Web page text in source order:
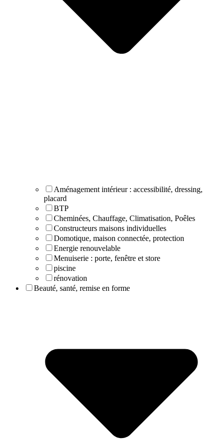
Aménagement intérieur : accessibilité, dressing,
placard
BTP
Cheminées, Chauffage, Climatisation, Poêles
Constructeurs maisons individuelles
Domotique, maison connectée, protection
Energie renouvelable
Menuiserie : porte, fenêtre et store
piscine
rénovation
Beauté, santé, remise en forme